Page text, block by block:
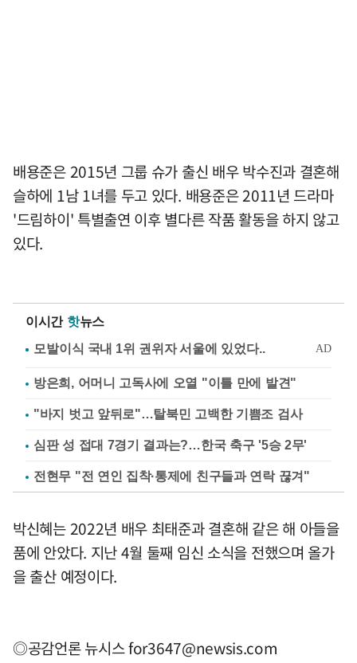
배용준은 2015년 그룹 슈가 출신 배우 박수진과 결혼해
슬하에 1남 1녀를 두고 있다. 배용준은 2011년 드라마
'드림하이' 특별출연 이후 별다른 작품 활동을 하지 않고
있다.
이시간 핫뉴스
방은희, 어머니 고독사에 오열 "이틀 만에 발견"
"바지 벗고 앞뒤로"…탈북민 고백한 기쁨조 검사
심판 성 접대 7경기 결과는?…한국 축구 '5승 2무'
전현무 "전 연인 집착·통제에 친구들과 연락 끊겨"
박신혜는 2022년 배우 최태준과 결혼해 같은 해 아들을
품에 안았다. 지난 4월 둘째 임신 소식을 전했으며 올가
을 출산 예정이다.
◎공감언론 뉴시스for3647@newsis.com